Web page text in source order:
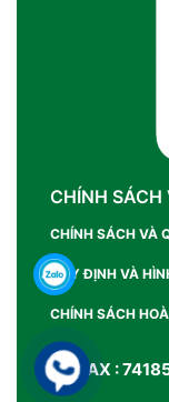
CHÍNH
CHÍNH SÁCH VÀ
QUY ĐỊNH VÀ
CHÍNH SÁCH
SỐ FAX :